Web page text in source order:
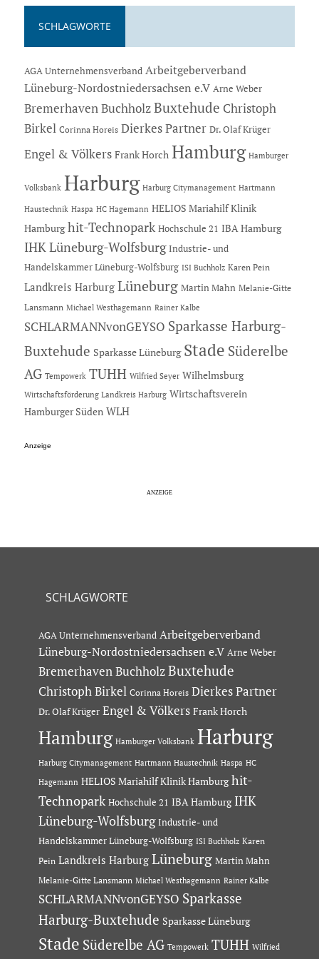
SCHLAGWORTE
AGA Unternehmensverband Arbeitgeberverband
Lüneburg-Nordostniedersachsen e.V Arne Weber
Bremerhaven Buchholz Buxtehude Christoph
Birkel Corinna Horeis Dierkes Partner Dr. Olaf Krüger
Engel & Völkers Frank Horch Hamburg Hamburger
Volksbank Harburg Harburg Citymanagement Hartmann
Haustechnik Haspa HC Hagemann HELIOS Mariahilf Klinik
Hamburg hit-Technopark Hochschule 21 IBA Hamburg
IHK Lüneburg-Wolfsburg Industrie- und
Handelskammer Lüneburg-Wolfsburg ISI Buchholz Karen Pein
Landkreis Harburg Lüneburg Martin Mahn Melanie-Gitte
Lansmann Michael Westhagemann Rainer Kalbe
SCHLARMANNvonGEYSO Sparkasse Harburg-
Buxtehude Sparkasse Lüneburg Stade Süderelbe
AG Tempowerk TUHH Wilfried Seyer Wilhelmsburg
Wirtschaftsförderung Landkreis Harburg Wirtschaftsverein
Hamburger Süden WLH
Anzeige
SCHLAGWORTE
AGA Unternehmensverband Arbeitgeberverband
Lüneburg-Nordostniedersachsen e.V Arne Weber
Bremerhaven Buchholz Buxtehude
Christoph Birkel Corinna Horeis Dierkes Partner
Dr. Olaf Krüger Engel & Völkers Frank Horch
Hamburg Hamburger Volksbank Harburg
Harburg Citymanagement Hartmann Haustechnik Haspa HC
Hagemann HELIOS Mariahilf Klinik Hamburg hit-
Technopark Hochschule 21 IBA Hamburg IHK
Lüneburg-Wolfsburg Industrie- und
Handelskammer Lüneburg-Wolfsburg ISI Buchholz Karen
Pein Landkreis Harburg Lüneburg Martin Mahn
Melanie-Gitte Lansmann Michael Westhagemann Rainer Kalbe
SCHLARMANNvonGEYSO Sparkasse
Harburg-Buxtehude Sparkasse Lüneburg
Stade Süderelbe AG Tempowerk TUHH Wilfried